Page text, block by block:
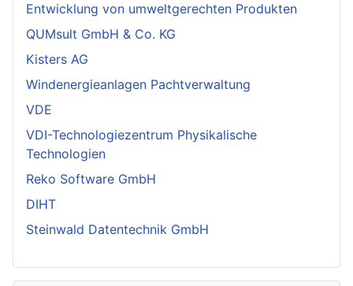
Entwicklung von umweltgerechten Produkten
QUMsult GmbH & Co. KG
Kisters AG
Windenergieanlagen Pachtverwaltung
VDE
VDI-Technologiezentrum Physikalische
Technologien
Reko Software GmbH
DIHT
Steinwald Datentechnik GmbH